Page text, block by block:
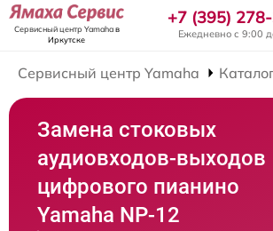
Сервисный центр Yamahaв
Иркутске
+7 (395)
Ежедневно с 9:00
Сервисный центр Yamaha
Замена стоковых
аудиовходов-выходов
цифрового пианино
Yamaha NP-12